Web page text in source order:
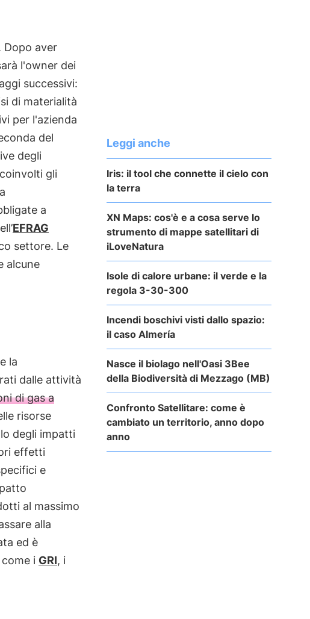
Dopo aver
l'owner dei
successivi:
di materialità
per l'azienda
del
degli
gli
a
EFRAG
settore. Le
alcune
la
dalle attività
di gas a
risorse
degli impatti
effetti
e
al massimo
alla
ed è
i GRI, i
Leggi anche
Iris: il tool che connette il cielo con
la terra
XN Maps: cos'è e a cosa serve lo
strumento di mappe satellitari di
iLoveNatura
Isole di calore urbane: il verde e la
regola 3-30-300
Incendi boschivi visti dallo spazio:
il caso Almería
Nasce il biolago nell'Oasi 3Bee
della Biodiversità di Mezzago (MB)
Confronto Satellitare: come è
cambiato un territorio, anno dopo
anno